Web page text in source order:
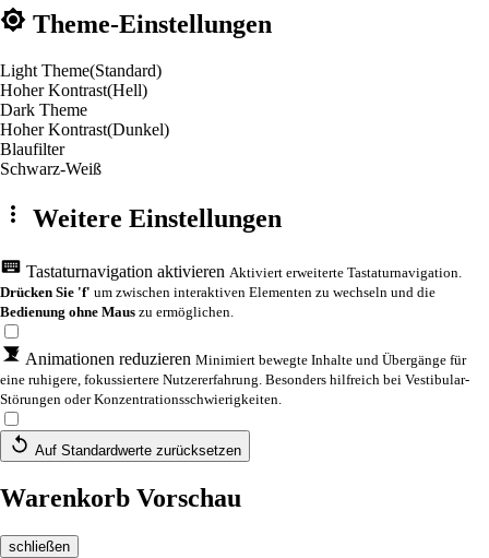
Theme-Einstellungen
Light Theme(Standard)
Hoher Kontrast(Hell)
Dark Theme
Hoher Kontrast(Dunkel)
Blaufilter
Schwarz-Weiß
Weitere Einstellungen
Tastaturnavigation aktivieren Aktiviert erweiterte Tastaturnavigation.
Drücken Sie 'f' um zwischen interaktiven Elementen zu wechseln und die
Bedienung ohne Maus zu ermöglichen.
Animationen reduzieren Minimiert bewegte Inhalte und Übergänge für
eine ruhigere, fokussiertere Nutzererfahrung. Besonders hilfreich bei Vestibular-
Störungen oder Konzentrationsschwierigkeiten.
Auf Standardwerte zurücksetzen
Warenkorb Vorschau
schließen